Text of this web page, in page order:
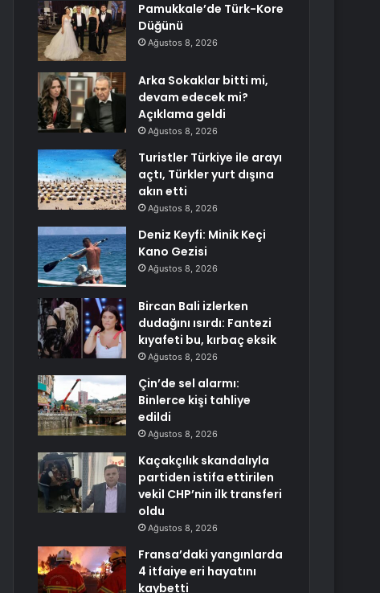
Pamukkale’de Türk-Kore
Düğünü
Ağustos 8, 2026
Arka Sokaklar bitti mi,
devam edecek mi?
Açıklama geldi
Ağustos 8, 2026
Turistler Türkiye ile arayı
açtı, Türkler yurt dışına
akın etti
Ağustos 8, 2026
Deniz Keyfi: Minik Keçi
Kano Gezisi
Ağustos 8, 2026
Bircan Bali izlerken
dudağını ısırdı: Fantezi
kıyafeti bu, kırbaç eksik
Ağustos 8, 2026
Çin’de sel alarmı:
Binlerce kişi tahliye
edildi
Ağustos 8, 2026
Kaçakçılık skandalıyla
partiden istifa ettirilen
vekil CHP’nin ilk transferi
oldu
Ağustos 8, 2026
Fransa’daki yangınlarda
4 itfaiye eri hayatını
kaybetti